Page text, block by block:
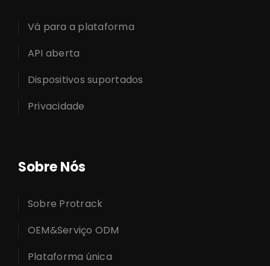
Vá para a plataforma
API aberta
Dispositivos suportados
Privacidade
Sobre Nós
Sobre Protrack
OEM&Serviço ODM
Plataforma única